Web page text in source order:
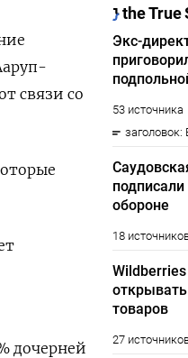
связи со
дочерней